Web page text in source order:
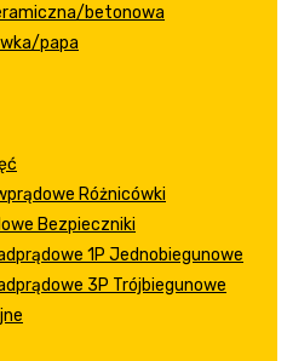
betonowa
papa
Różnicówki
Bezpieczniki
1P Jednobiegunowe
3P Trójbiegunowe